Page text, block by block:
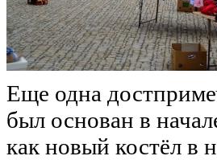
Еще одна
был основан в
как новый костёл в